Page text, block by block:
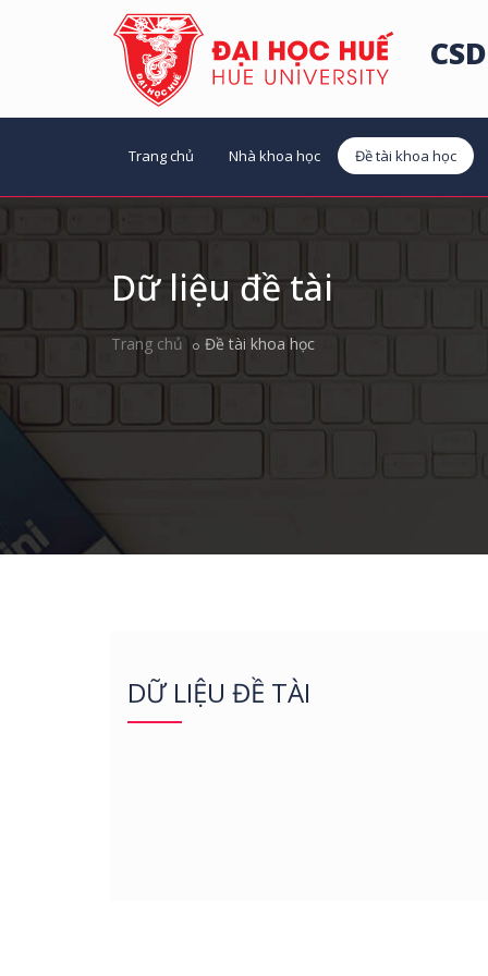
Trang chủ Nhà khoa học Đề tài khoa học
Dữ liệu đề tài
Trang chủ Đề tài khoa học
DỮ LIỆU ĐỀ TÀI